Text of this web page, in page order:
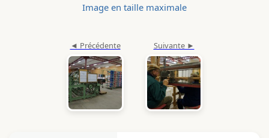
Image en taille maximale